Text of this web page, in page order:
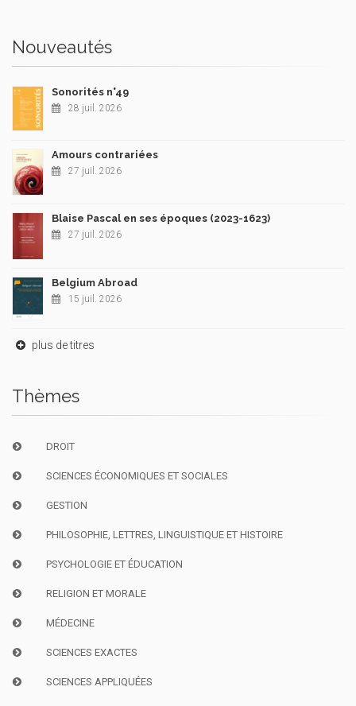
Nouveautés
Sonorités n°49
28 juil. 2026
Amours contrariées
27 juil. 2026
Blaise Pascal en ses époques (2023-1623)
27 juil. 2026
Belgium Abroad
15 juil. 2026
plus de titres
Thèmes
DROIT
SCIENCES ÉCONOMIQUES ET SOCIALES
GESTION
PHILOSOPHIE, LETTRES, LINGUISTIQUE ET HISTOIRE
PSYCHOLOGIE ET ÉDUCATION
RELIGION ET MORALE
MÉDECINE
SCIENCES EXACTES
SCIENCES APPLIQUÉES